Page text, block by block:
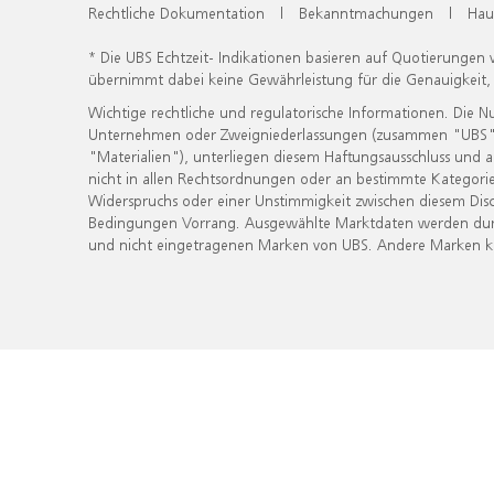
Rechtliche Dokumentation | Bekanntmachungen |
* Die UBS Echtzeit- Indikationen basieren auf
übernimmt dabei keine Gewährleistung für die
Wichtige rechtliche und regulatorische Informationen. Die
Unternehmen oder Zweigniederlassungen (zusammen
"Materialien"), unterliegen diesem Haftungsausschluss
nicht in allen Rechtsordnungen oder an bestimmte
Widerspruchs oder einer Unstimmigkeit zwischen diesem
Bedingungen Vorrang. Ausgewählte Marktdaten werden
und nicht eingetragenen Marken von UBS. Andere Marken